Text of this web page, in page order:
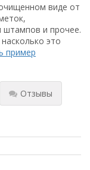
виде от
штампов и прочее.
это
пример
Отзывы